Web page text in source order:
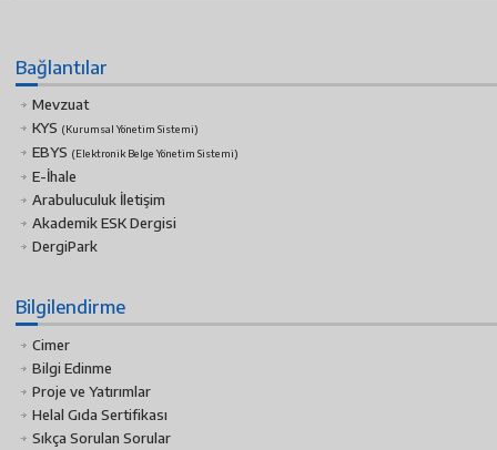
Bağlantılar
Mevzuat
KYS (Kurumsal Yönetim Sistemi)
EBYS (Elektronik Belge Yönetim Sistemi)
E-İhale
Arabuluculuk İletişim
Akademik ESK Dergisi
DergiPark
Bilgilendirme
Cimer
Bilgi Edinme
Proje ve Yatırımlar
Helal Gıda Sertifikası
Sıkça Sorulan Sorular